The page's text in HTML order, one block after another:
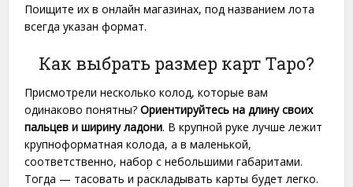
Поищите их в онлайн магазинах, под названием лота
всегда указан формат.
Как выбрать размер карт Таро?
Присмотрели несколько колод, которые вам
одинаково понятны?Ориентируйтесь на длину своих
пальцев и ширину ладони. В крупной руке лучше лежит
крупноформатная колода, а в маленькой,
соответственно, набор с небольшими габаритами.
Тогда — тасовать и раскладывать карты будет легко.